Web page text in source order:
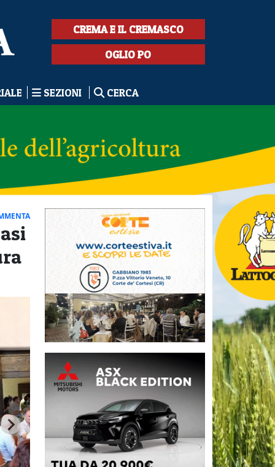
CREMA E IL CREMASCO
OGLIO PO
SEZIONI CERCA